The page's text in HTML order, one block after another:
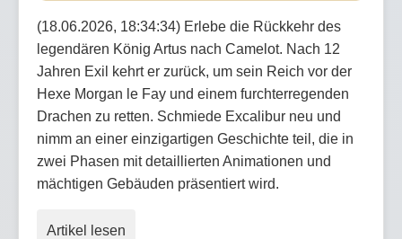
(18.06.2026, 18:34:34) Erlebe die Rückkehr des
legendären König Artus nach Camelot. Nach 12
Jahren Exil kehrt er zurück, um sein Reich vor der
Hexe Morgan le Fay und einem furchterregenden
Drachen zu retten. Schmiede Excalibur neu und
nimm an einer einzigartigen Geschichte teil, die in
zwei Phasen mit detaillierten Animationen und
mächtigen Gebäuden präsentiert wird.
Artikel lesen